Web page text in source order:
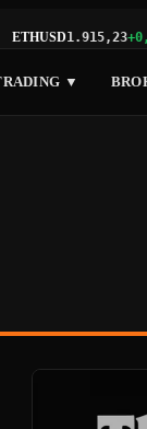
ETHUSD1.915,23
▼